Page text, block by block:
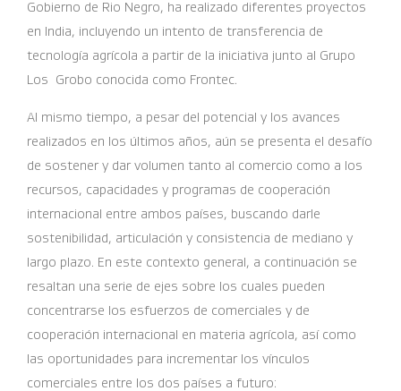
Gobierno de Rio Negro, ha realizado diferentes proyectos
en India, incluyendo un intento de transferencia de
tecnología agrícola a partir de la iniciativa junto al Grupo
Los Grobo conocida como Frontec.
Al mismo tiempo, a pesar del potencial y los avances
realizados en los últimos años, aún se presenta el desafío
de sostener y dar volumen tanto al comercio como a los
recursos, capacidades y programas de cooperación
internacional entre ambos países, buscando darle
sostenibilidad, articulación y consistencia de mediano y
largo plazo. En este contexto general, a continuación se
resaltan una serie de ejes sobre los cuales pueden
concentrarse los esfuerzos de comerciales y de
cooperación internacional en materia agrícola, así como
las oportunidades para incrementar los vínculos
comerciales entre los dos países a futuro: